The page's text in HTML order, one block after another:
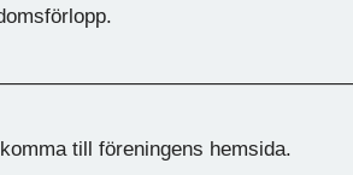
till föreningens hemsida.